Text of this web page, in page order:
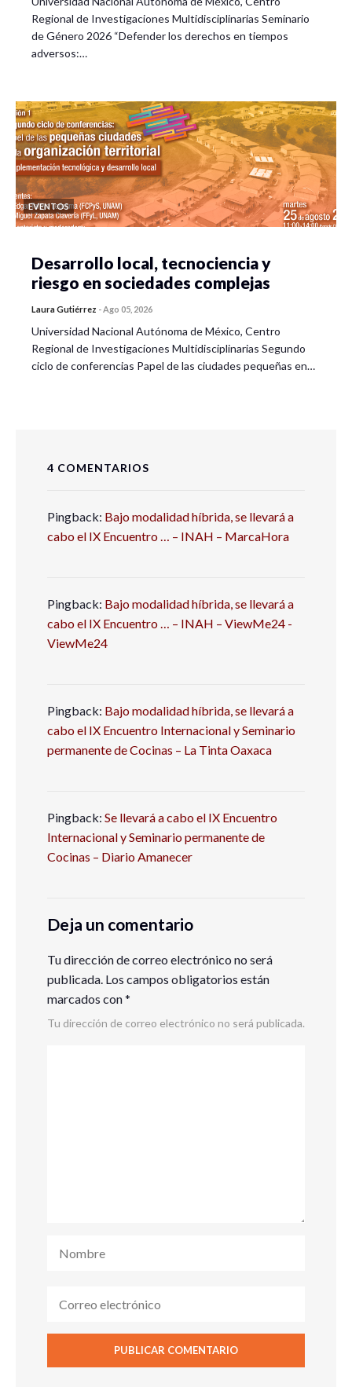
Regional de Investigaciones Multidisciplinarias Seminario
de Género 2026 “Defender los derechos en tiempos
adversos:…
EVENTOS
Desarrollo local, tecnociencia y
riesgo en sociedades complejas
Laura Gutiérrez -Ago 05, 2026
Universidad Nacional Autónoma de México, Centro
Regional de Investigaciones Multidisciplinarias Segundo
ciclo de conferencias Papel de las ciudades pequeñas en…
4 COMENTARIOS
Pingback: Bajo modalidad híbrida, se llevará a
cabo el IX Encuentro … – INAH – MarcaHora
Pingback: Bajo modalidad híbrida, se llevará a
cabo el IX Encuentro … – INAH – ViewMe24 -
ViewMe24
Pingback: Bajo modalidad híbrida, se llevará a
cabo el IX Encuentro Internacional y Seminario
permanente de Cocinas – La Tinta Oaxaca
Pingback: Se llevará a cabo el IX Encuentro
Internacional y Seminario permanente de
Cocinas – Diario Amanecer
Deja un comentario
Tu dirección de correo electrónico no será
publicada. Los campos obligatorios están
marcados con*
Tu dirección de correo electrónico no será publicada.